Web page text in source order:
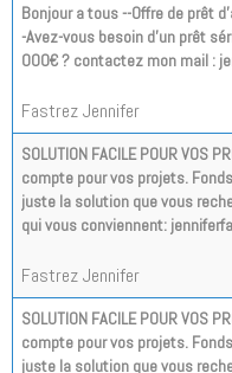
Bonjour a tous --Offre de prêt
-Avez-vous besoin d'un prêt
000€ ? contactez mon mail :
Fastrez Jennifer
SOLUTION FACILE POUR VOS
compte pour vos projets.
juste la solution que vous
qui vous conviennent:
Fastrez Jennifer
SOLUTION FACILE POUR VOS
compte pour vos projets.
juste la solution que vous